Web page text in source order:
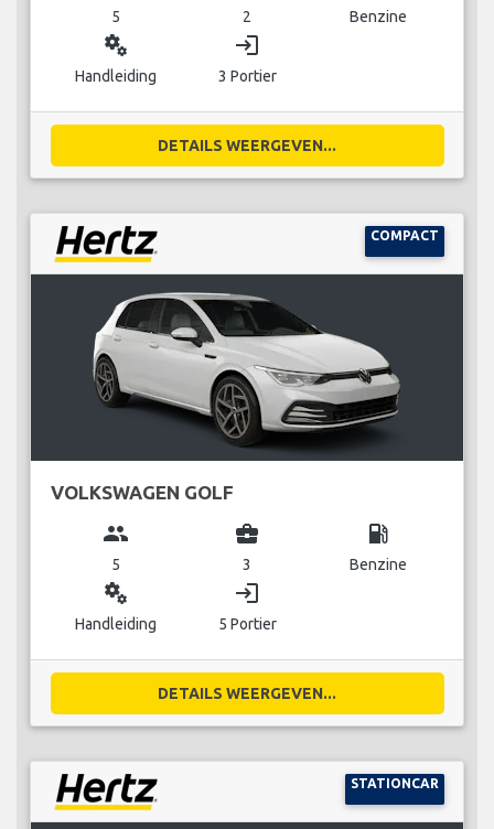
5 2 Benzine
miscellaneous_services
Handleiding
login
3 Portier
DETAILS WEERGEVEN...
COMPACT
VOLKSWAGEN GOLF
group
5
business_center
3
local_gas_station
Benzine
miscellaneous_services
Handleiding
login
5 Portier
DETAILS WEERGEVEN...
STATIONCAR